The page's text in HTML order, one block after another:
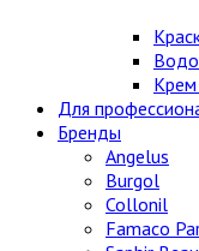
Крем
Для
Бренды
Angelus
Burgol
Collonil
Famaco